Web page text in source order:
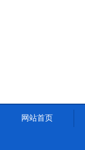
网站首页